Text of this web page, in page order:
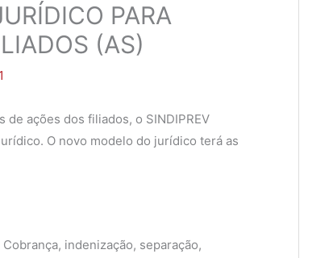
PARA
(AS)
ações dos filiados, o SINDIPREV
O novo modelo do jurídico terá as
indenização, separação,